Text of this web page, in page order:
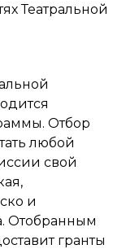
Театральной
Отбор
любой
свой
и
Отобранным
гранты